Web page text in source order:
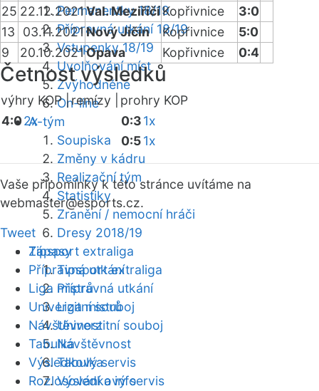
Permanentky 18/19
Přípravná utkání 18/19
Vstupenky 18/19
Uvolňování míst
Zvýhodněné
On-line
A-tým
Soupiska
Změny v kádru
Realizační tým
Statistiky
Zranění / nemocní hráči
Dresy 2018/19
Zápasy
Tipsport extraliga
Přípravná utkání
Liga mistrů
Univerzitní souboj
Návštěvnost
Tabulka
Výsledkový servis
25 22.12.2021Val. MeziříčíKopřivnice
3:0
13
03.11.2021Nový Jičín Kopřivnice
5:0
9
20.10.2021Opava Kopřivnice 0:4
Četnost výsledků
výhry KOP |remízy |
prohry KOP
4:02x 0:31x
0:51x
Vaše připomínky k této stránce uvítáme na
webmaster@esports.cz.
Tweet
Tipsport extraliga
Přípravná utkání
Liga mistrů
Univerzitní souboj
Návštěvnost
Tabulka
Výsledkový servis
Rozlosování a info